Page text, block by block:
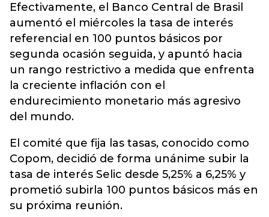
Efectivamente, el Banco Central de Brasil
aumentó el miércoles la tasa de interés
referencial en 100 puntos básicos por
segunda ocasión seguida, y apuntó hacia
un rango restrictivo a medida que enfrenta
la creciente inflación con el
endurecimiento monetario más agresivo
del mundo.
El comité que fija las tasas, conocido como
Copom, decidió de forma unánime subir la
tasa de interés Selic desde 5,25% a 6,25% y
prometió subirla 100 puntos básicos más en
su próxima reunión.